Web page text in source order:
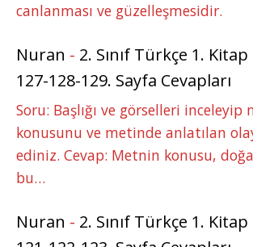
canlanması ve güzelleşmesidir.
Nuran - 2. Sınıf Türkçe 1.
127-128-129. Sayfa Cevapları
Soru: Başlığı ve görselleri inceleyip
konusunu ve metinde anlatılan
ediniz. Cevap: Metnin konusu,
bu…
Nuran - 2. Sınıf Türkçe 1.